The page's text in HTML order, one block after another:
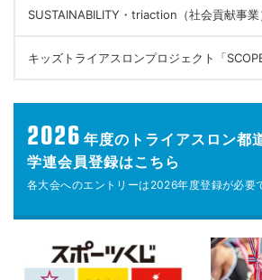
SUSTAINABILITY・triaction（社会貢献事業
キッズトライアスロンプロジェクト「
2026 年度の トライアスロン都
学連会員登録はこちら
各大会へのエントリーは 2026年度登録が必要